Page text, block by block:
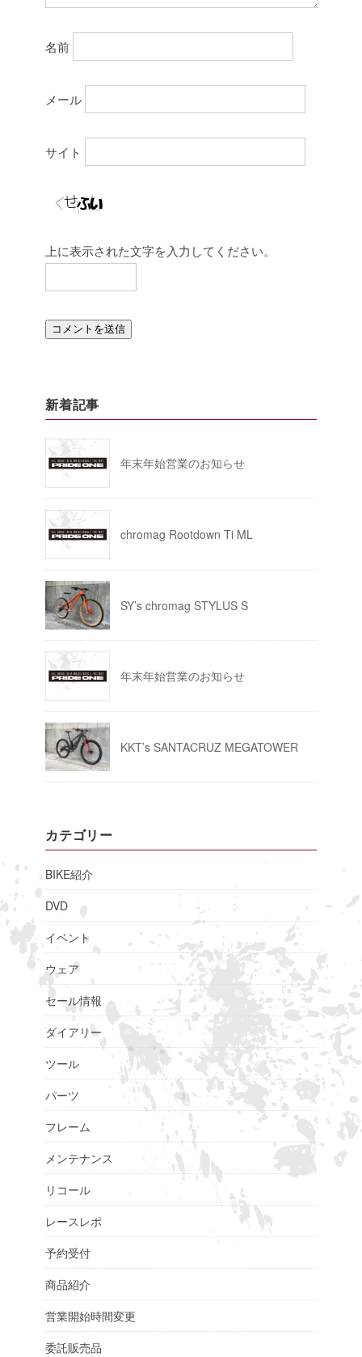
名前
メール
サイト
上に表示された文字を入力してください。
新着記事
年末年始営業のお知らせ
chromag Rootdown Ti ML
SY’s chromag STYLUS S
年末年始営業のお知らせ
KKT’s SANTACRUZ MEGATOWER
カテゴリー
BIKE紹介
DVD
イベント
ウェア
セール情報
ダイアリー
ツール
パーツ
フレーム
メンテナンス
リコール
レースレポ
予約受付
商品紹介
営業開始時間変更
委託販売品